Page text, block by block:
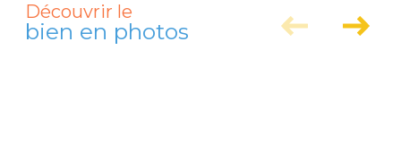
Découvrir le
bien en photos